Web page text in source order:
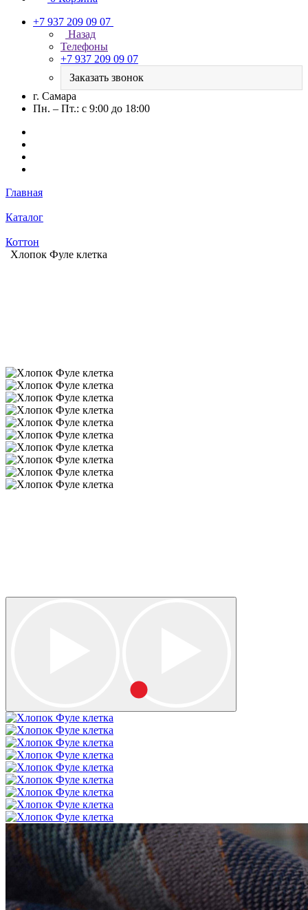
+7 937 209 09 07
Назад
Телефоны
+7 937 209 09 07
Заказать звонок
г. Самара
Пн. – Пт.: с 9:00 до 18:00
Главная
Каталог
Коттон
Хлопок Фуле клетка